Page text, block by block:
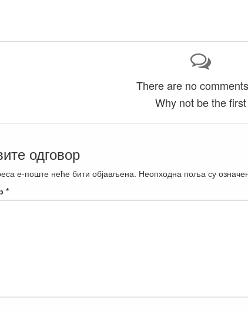
There are no
Why not be the first
одговор
е-поште неће бити објављена. Неопходна поља су
*